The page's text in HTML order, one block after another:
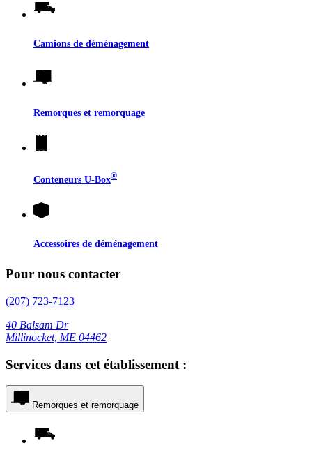
Camions de déménagement
Remorques et remorquage
Conteneurs U-Box®
Accessoires de déménagement
Pour nous contacter
(207) 723-7123
40 Balsam Dr
Millinocket, ME 04462
Services dans cet établissement :
Remorques et remorquage